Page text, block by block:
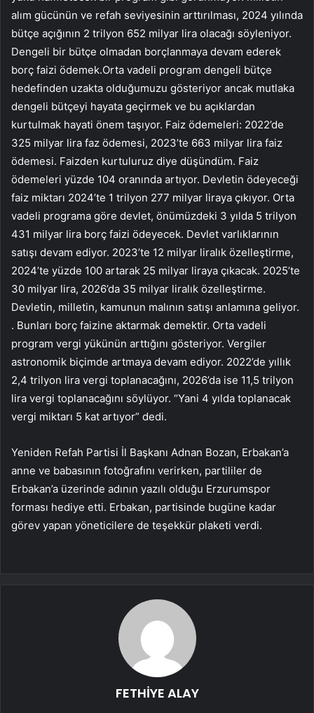
alım gücünün ve refah seviyesinin arttırılması, 2024 yılında
bütçe açığının 2 trilyon 652 milyar lira olacağı söyleniyor.
Dengeli bir bütçe olmadan borçlanmaya devam ederek
borç faizi ödemek.Orta vadeli program dengeli bütçe
hedefinden uzakta olduğumuzu gösteriyor ancak mutlaka
dengeli bütçeyi hayata geçirmek ve bu açıklardan
kurtulmak hayati önem taşıyor. Faiz ödemeleri: 2022’de
325 milyar lira faz ödemesi, 2023’te 663 milyar lira faiz
ödemesi. Faizden kurtuluruz diye düşündüm. Faiz
ödemeleri yüzde 104 oranında artıyor. Devletin ödeyeceği
faiz miktarı 2024’te 1 trilyon 277 milyar liraya çıkıyor. Orta
vadeli programa göre devlet, önümüzdeki 3 yılda 5 trilyon
431 milyar lira borç faizi ödeyecek. Devlet varlıklarının
satışı devam ediyor. 2023’te 12 milyar liralık özelleştirme,
2024’te yüzde 100 artarak 25 milyar liraya çıkacak. 2025’te
30 milyar lira, 2026’da 35 milyar liralık özelleştirme.
Devletin, milletin, kamunun malının satışı anlamına geliyor.
. Bunları borç faizine aktarmak demektir. Orta vadeli
program vergi yükünün arttığını gösteriyor. Vergiler
astronomik biçimde artmaya devam ediyor. 2022’de yıllık
2,4 trilyon lira vergi toplanacağını, 2026’da ise 11,5 trilyon
lira vergi toplanacağını söylüyor. “Yani 4 yılda toplanacak
vergi miktarı 5 kat artıyor” dedi.
Yeniden Refah Partisi İl Başkanı Adnan Bozan, Erbakan’a
anne ve babasının fotoğrafını verirken, partililer de
Erbakan’a üzerinde adının yazılı olduğu Erzurumspor
forması hediye etti. Erbakan, partisinde bugüne kadar
görev yapan yöneticilere de teşekkür plaketi verdi.
FETHİYE ALAY